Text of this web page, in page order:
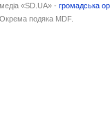
«SD.UA» -громадська
Окрема подяка MDF.